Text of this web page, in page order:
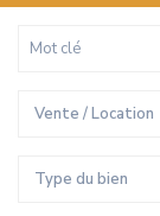
Vente / Location
Type du bien